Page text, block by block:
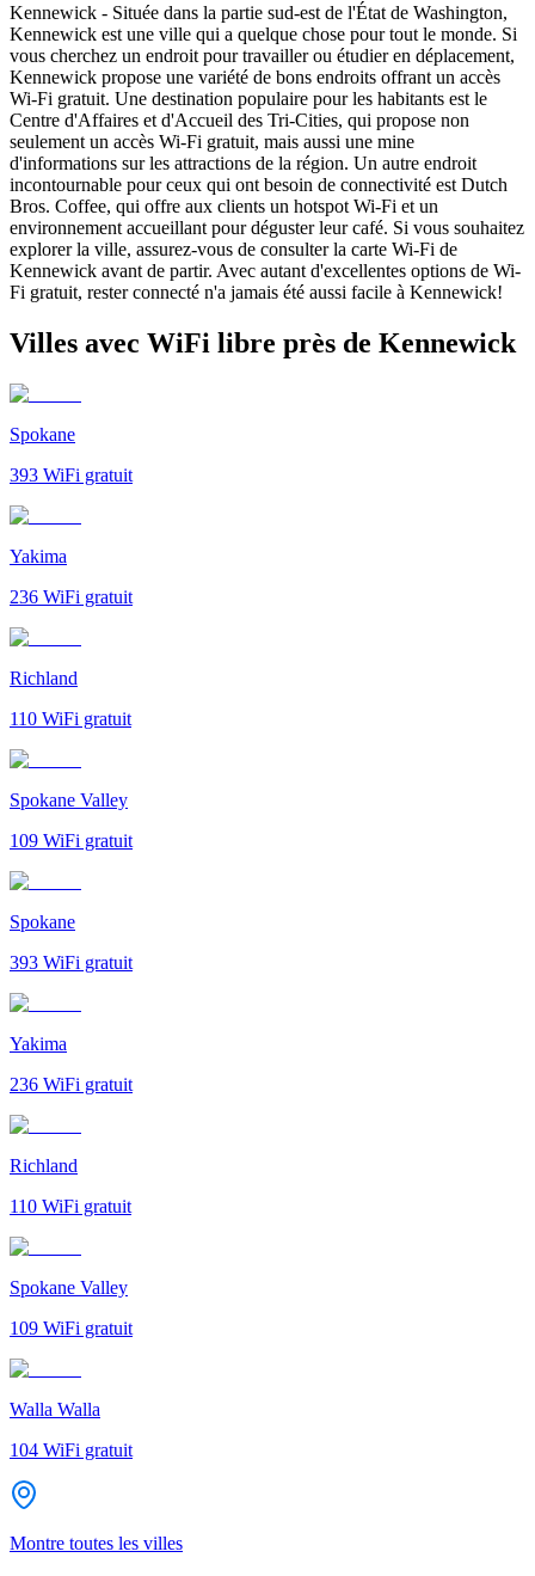
Kennewick - Située dans la partie sud-est de l'État de Washington,
Kennewick est une ville qui a quelque chose pour tout le monde. Si
vous cherchez un endroit pour travailler ou étudier en déplacement,
Kennewick propose une variété de bons endroits offrant un accès
Wi-Fi gratuit. Une destination populaire pour les habitants est le
Centre d'Affaires et d'Accueil des Tri-Cities, qui propose non
seulement un accès Wi-Fi gratuit, mais aussi une mine
d'informations sur les attractions de la région. Un autre endroit
incontournable pour ceux qui ont besoin de connectivité est Dutch
Bros. Coffee, qui offre aux clients un hotspot Wi-Fi et un
environnement accueillant pour déguster leur café. Si vous souhaitez
explorer la ville, assurez-vous de consulter la carte Wi-Fi de
Kennewick avant de partir. Avec autant d'excellentes options de Wi-
Fi gratuit, rester connecté n'a jamais été aussi facile à Kennewick!
Villes avec WiFi libre près de Kennewick
Spokane
393 WiFi gratuit
Yakima
236 WiFi gratuit
Richland
110 WiFi gratuit
Spokane Valley
109 WiFi gratuit
Spokane
393 WiFi gratuit
Yakima
236 WiFi gratuit
Richland
110 WiFi gratuit
Spokane Valley
109 WiFi gratuit
Walla Walla
104 WiFi gratuit
Montre toutes les villes